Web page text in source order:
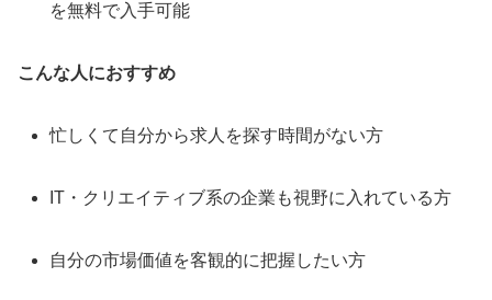
を無料で入手可能
こんな人におすすめ
忙しくて自分から求人を探す時間がない方
IT・クリエイティブ系の企業も視野に入れている方
自分の市場価値を客観的に把握したい方